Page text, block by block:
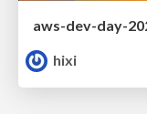
aws-dev-day-
hixi